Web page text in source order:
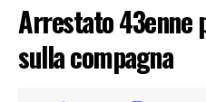
Arrestato
sulla compagna